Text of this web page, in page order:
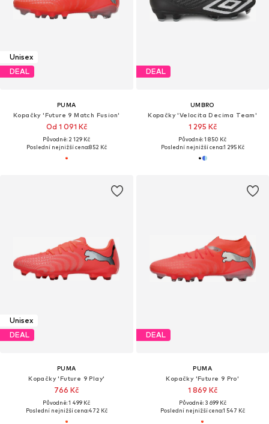
Unisex
DEAL
PUMA
Kopačky 'Future 9 Match Fusion'
Od 1 091 Kč
Původně: 2 129 Kč
Poslední nejnižší cena:852 Kč
DEAL
UMBRO
Kopačky 'Velocita Decima Team'
1 295 Kč
Původně: 1 850 Kč
Poslední nejnižší cena:1 295 Kč
Unisex
DEAL
PUMA
Kopačky 'Future 9 Play'
766 Kč
Původně: 1 499 Kč
Poslední nejnižší cena:472 Kč
DEAL
PUMA
Kopačky 'Future 9 Pro'
1 869 Kč
Původně: 3 699 Kč
Poslední nejnižší cena:1 547 Kč